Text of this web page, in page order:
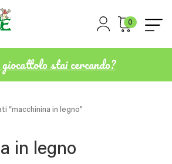
0
giocattolo stai cercando?
“macchinina in legno”
in legno